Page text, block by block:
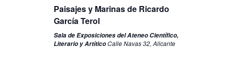
Paisajes y Marinas de Ricardo
García Terol
Sala de Exposiciones del Ateneo Científico,
Literario y ArtíticoCalle Navas 32, Alicante